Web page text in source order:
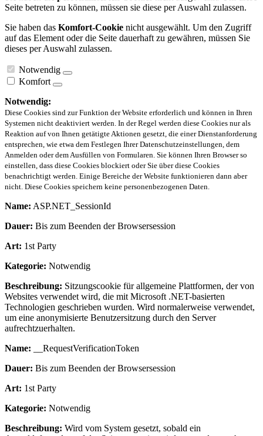
Seite betreten zu können, müssen sie diese per Auswahl zulassen.
Sie haben das Komfort-Cookie nicht ausgewählt. Um den Zugriff
auf das Element oder die Seite dauerhaft zu gewähren, müssen Sie
dieses per Auswahl zulassen.
Notwendig
Komfort
Notwendig:
Diese Cookies sind zur Funktion der Website erforderlich und können in Ihren
Systemen nicht deaktiviert werden. In der Regel werden diese Cookies nur als
Reaktion auf von Ihnen getätigte Aktionen gesetzt, die einer Dienstanforderung
entsprechen, wie etwa dem Festlegen Ihrer Datenschutzeinstellungen, dem
Anmelden oder dem Ausfüllen von Formularen. Sie können Ihren Browser so
einstellen, dass diese Cookies blockiert oder Sie über diese Cookies
benachrichtigt werden. Einige Bereiche der Website funktionieren dann aber
nicht. Diese Cookies speichern keine personenbezogenen Daten.
Name: ASP.NET_SessionId
Dauer: Bis zum Beenden der Browsersession
Art: 1st Party
Kategorie: Notwendig
Beschreibung: Sitzungscookie für allgemeine Plattformen, der von
Websites verwendet wird, die mit Microsoft .NET-basierten
Technologien geschrieben wurden. Wird normalerweise verwendet,
um eine anonymisierte Benutzersitzung durch den Server
aufrechtzuerhalten.
Name: __RequestVerificationToken
Dauer: Bis zum Beenden der Browsersession
Art: 1st Party
Kategorie: Notwendig
Beschreibung: Wird vom System gesetzt, sobald ein